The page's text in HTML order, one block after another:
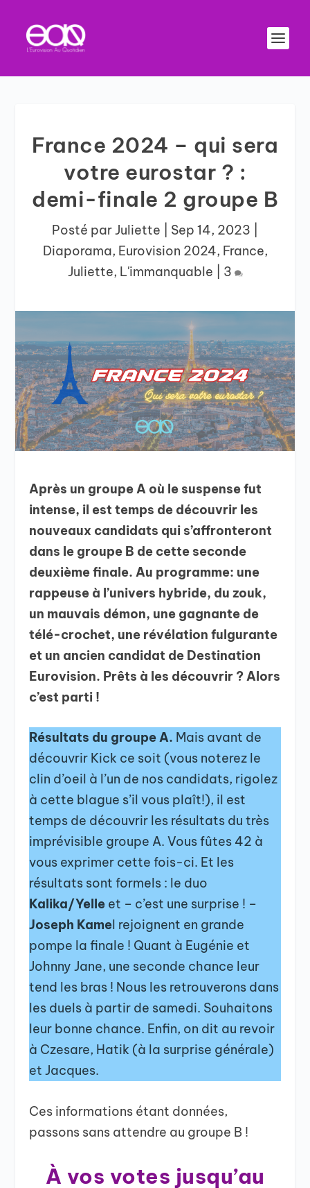
France 2024 – qui sera
votre eurostar ? :
demi-finale 2 groupe B
Posté parJuliette Sep 14, 2023
Diaporama, Eurovision 2024, France,
Juliette, L'immanquable 3
Après un groupe A où le suspense fut
intense, il est temps de découvrir les
nouveaux candidats qui s’affronteront
dans le groupe B de cette seconde
deuxième finale. Au programme: une
rappeuse à l’univers hybride, du zouk,
un mauvais démon, une gagnante de
télé-crochet, une révélation fulgurante
et un ancien candidat de Destination
Eurovision. Prêts à les découvrir ? Alors
c’est parti !
Résultats du groupe A. Mais avant de
découvrir Kick ce soit (vous noterez le
clin d’oeil à l’un de nos candidats, rigolez
à cette blague s’il vous plaît!), il est
temps de découvrir les résultats du très
imprévisible groupe A. Vous fûtes 42 à
vous exprimer cette fois-ci. Et les
résultats sont formels : le duo
Kalika/Yelle et – c’est une surprise ! –
Joseph Kamel rejoignent en grande
pompe la finale ! Quant à Eugénie et
Johnny Jane, une seconde chance leur
tend les bras ! Nous les retrouverons dans
les duels à partir de samedi. Souhaitons
leur bonne chance. Enfin, on dit au revoir
à Czesare, Hatik (à la surprise générale)
et Jacques.
Ces informations étant données,
passons sans attendre au groupe B !
À vos votes jusqu’au